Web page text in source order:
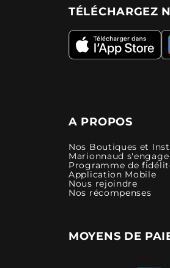
TÉLÉCHARGEZ
A PROPOS
Nos Boutiques et
Marionnaud s'engage
Programme de
Application Mobile
Nous rejoindre
Nos récompenses
MOYENS DE